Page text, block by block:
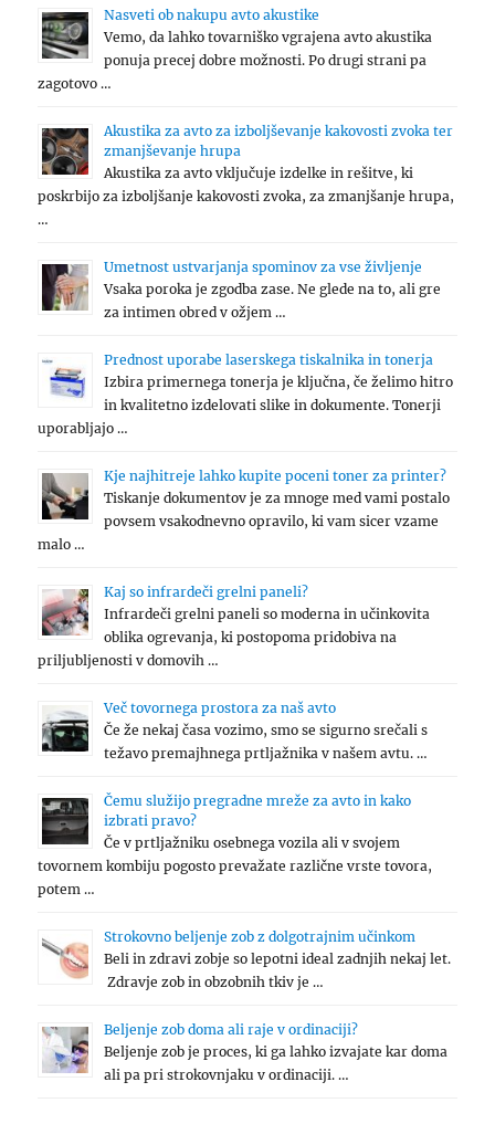
Nasveti ob nakupu avto akustike
Vemo, da lahko tovarniško vgrajena avto akustika
ponuja precej dobre možnosti. Po drugi strani pa
zagotovo …
Akustika za avto za izboljševanje kakovosti zvoka ter
zmanjševanje hrupa
Akustika za avto vključuje izdelke in rešitve, ki
poskrbijo za izboljšanje kakovosti zvoka, za zmanjšanje hrupa,
…
Umetnost ustvarjanja spominov za vse življenje
Vsaka poroka je zgodba zase. Ne glede na to, ali gre
za intimen obred v ožjem …
Prednost uporabe laserskega tiskalnika in tonerja
Izbira primernega tonerja je ključna, če želimo hitro
in kvalitetno izdelovati slike in dokumente. Tonerji
uporabljajo …
Kje najhitreje lahko kupite poceni toner za printer?
Tiskanje dokumentov je za mnoge med vami postalo
povsem vsakodnevno opravilo, ki vam sicer vzame
malo …
Kaj so infrardeči grelni paneli?
Infrardeči grelni paneli so moderna in učinkovita
oblika ogrevanja, ki postopoma pridobiva na
priljubljenosti v domovih …
Več tovornega prostora za naš avto
Če že nekaj časa vozimo, smo se sigurno srečali s
težavo premajhnega prtljažnika v našem avtu. …
Čemu služijo pregradne mreže za avto in kako
izbrati pravo?
Če v prtljažniku osebnega vozila ali v svojem
tovornem kombiju pogosto prevažate različne vrste tovora,
potem …
Strokovno beljenje zob z dolgotrajnim učinkom
Beli in zdravi zobje so lepotni ideal zadnjih nekaj let.
Zdravje zob in obzobnih tkiv je …
Beljenje zob doma ali raje v ordinaciji?
Beljenje zob je proces, ki ga lahko izvajate kar doma
ali pa pri strokovnjaku v ordinaciji. …